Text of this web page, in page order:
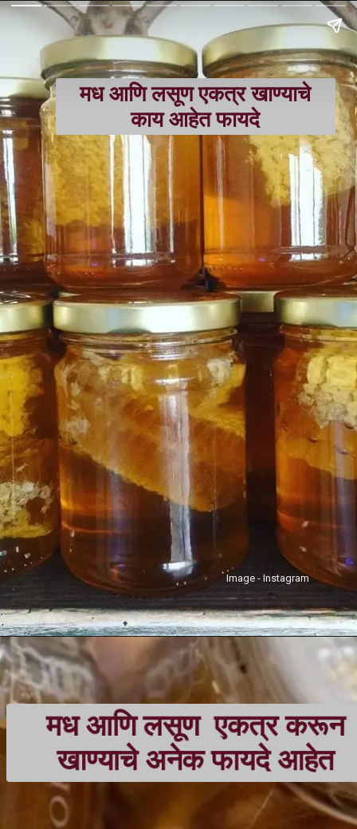
मध आणि लसूण एकत्र खाण्याचे
काय आहेत फायदे
Image - Instagram
मध आणि लसूण
एकत्र करून
खाण्याचे अनेक फायदे आहेत